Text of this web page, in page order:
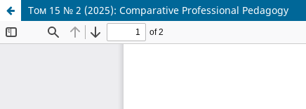
Том 15 № 2 (2025): Comparative Professional Pedagogy